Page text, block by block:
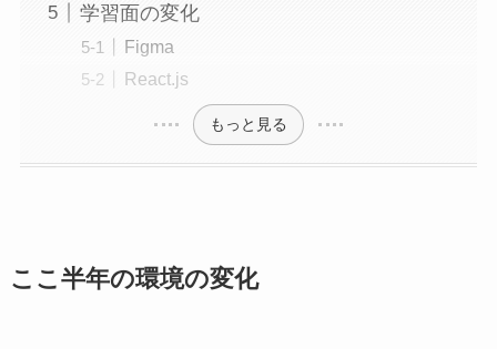
学習面の変化
Figma
React.js
もっと見る
ここ半年の環境の変化